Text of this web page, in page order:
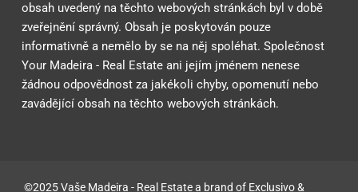
obsah uvedený na těchto webových stránkách byl v době
zveřejnění správný. Obsah je poskytován pouze
informativně a nemělo by se na něj spoléhat. Společnost
Your Madeira - Real Estate ani jejím jménem nenese
žádnou odpovědnost za jakékoli chyby, opomenutí nebo
zavádějící obsah na těchto webových stránkách.
©2025 Vaše Madeira - Real Estate a brand of Exclusivo &